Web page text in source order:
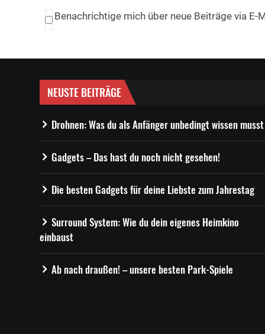
Benachrichtige mich über neue Beiträge via E-
NEUSTE BEITRÄGE
Drohnen: Was du als Anfänger unbedingt wissen musst
Gadgets – Das hast du noch nicht gesehen!
Die besten Gadgets für deine Liebste zum Jahrestag
Surround System: Wie du dein eigenes Heimkino
einbaust
Ab nach draußen! – unsere besten Park-Spiele